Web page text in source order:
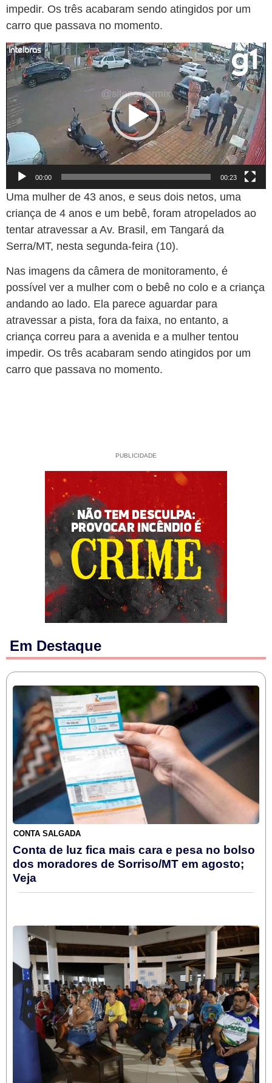
impedir. Os três acabaram sendo atingidos por um
carro que passava no momento.
Tocador
de
vídeo
00:00 00:23
Uma mulher de 43 anos, e seus dois netos, uma
criança de 4 anos e um bebê, foram atropelados ao
tentar atravessar a Av. Brasil, em Tangará da
Serra/MT, nesta segunda-feira (10).
Nas imagens da câmera de monitoramento, é
possível ver a mulher com o bebê no colo e a criança
andando ao lado. Ela parece aguardar para
atravessar a pista, fora da faixa, no entanto, a
criança correu para a avenida e a mulher tentou
impedir. Os três acabaram sendo atingidos por um
carro que passava no momento.
PUBLICIDADE
Em Destaque
CONTA SALGADA
Conta de luz fica mais cara e pesa no bolso
dos moradores de Sorriso/MT em agosto;
Veja